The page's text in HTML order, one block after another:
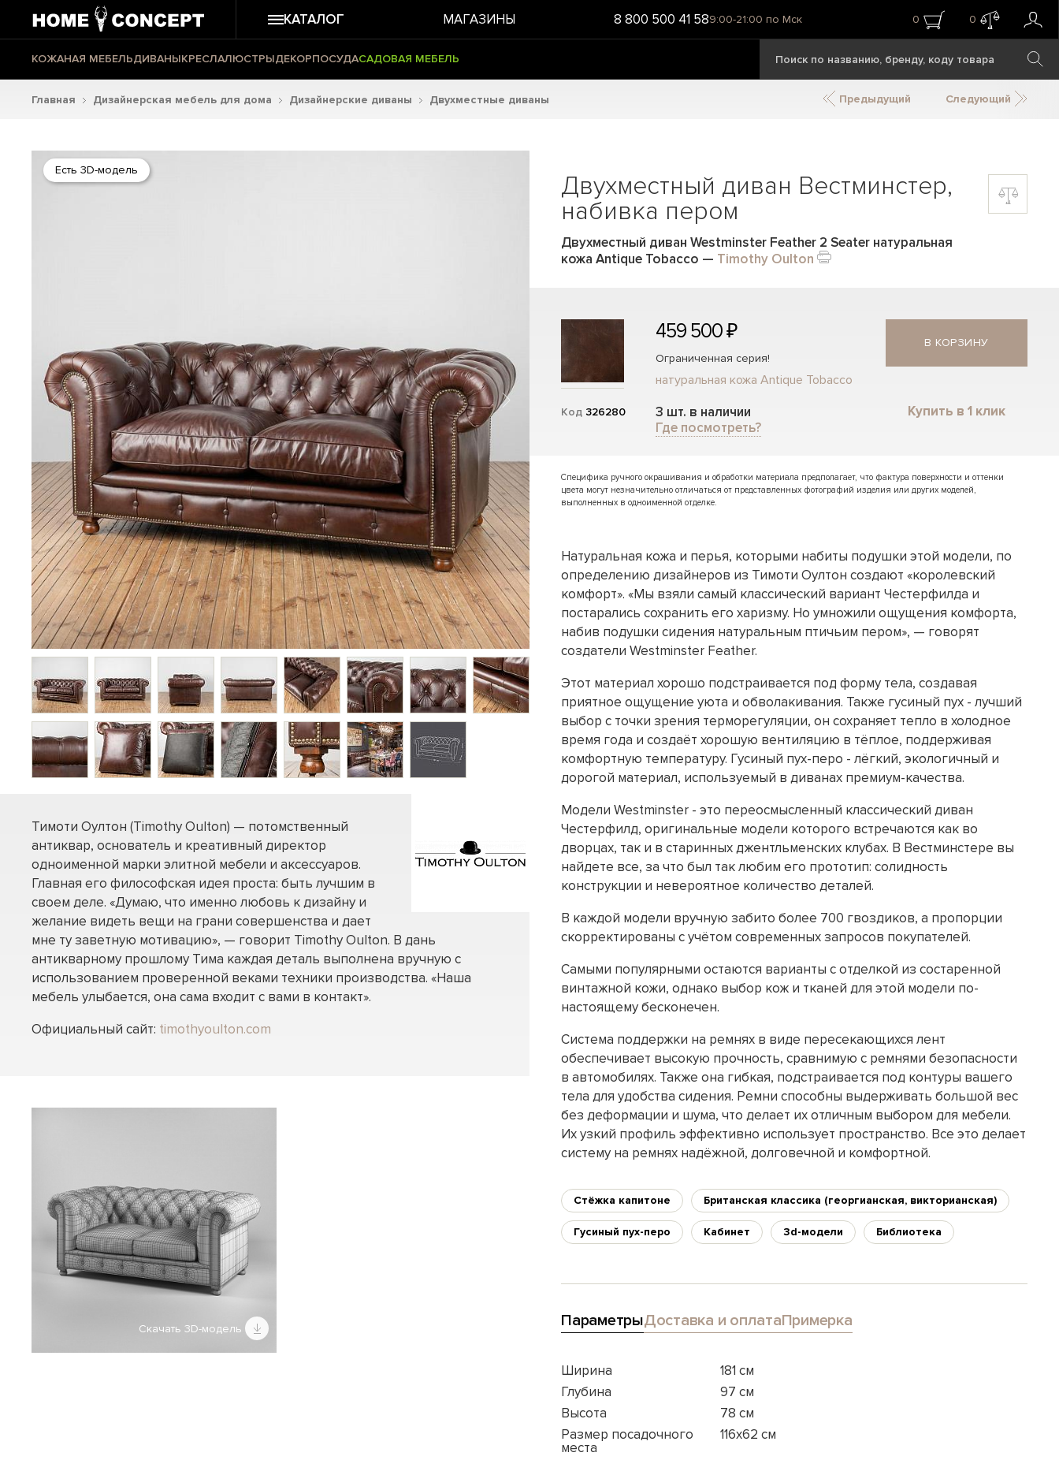
КАТАЛОГ МАГАЗИНЫ 8 800 500 41 589:00-21:00 по Мск 0 0
КОЖАНАЯ МЕБЕЛЬДИВАНЫКРЕСЛАЛЮСТРЫДЕКОРПОСУДАСАДОВАЯ МЕБЕЛЬ
Главная Дизайнерская мебель для дома Дизайнерские диваны Двухместные диваны Предыдущий Следующий
Есть 3D-модель
Тимоти Оултон (Timothy Oulton) — потомственный
антиквар, основатель и креативный директор
одноименной марки элитной мебели и аксессуаров.
Главная его философская идея проста: быть лучшим в
своем деле. «Думаю, что именно любовь к дизайну и
желание видеть вещи на грани совершенства и дает
мне ту заветную мотивацию», — говорит Timothy Oulton. В дань
антикварному прошлому Тима каждая деталь выполнена вручную с
использованием проверенной веками техники производства. «Наша
мебель улыбается, она сама входит с вами в контакт».
Официальный сайт: timothyoulton.com
Скачать 3D-модель
Двухместный диван Вестминстер,
набивка пером
Двухместный диван Westminster Feather 2 Seater натуральная
кожа Antique Tobacco — Timothy Oulton
Код 326280
459 500 ₽
Ограниченная серия!
натуральная кожа Antique Tobacco
3 шт. в наличии
Где посмотреть?
В КОРЗИНУ
Купить в 1 клик
Специфика ручного окрашивания и обработки материала предполагает, что фактура поверхности и оттенки
цвета могут незначительно отличаться от представленных фотографий изделия или других моделей,
выполненных в одноименной отделке.
Натуральная кожа и перья, которыми набиты подушки этой модели, по
определению дизайнеров из Тимоти Оултон создают «королевский
комфорт». «Мы взяли самый классический вариант Честерфилда и
постарались сохранить его харизму. Но умножили ощущения комфорта,
набив подушки сидения натуральным птичьим пером», — говорят
создатели Westminster Feather.
Этот материал хорошо подстраивается под форму тела, создавая
приятное ощущение уюта и обволакивания. Также гусиный пух - лучший
выбор с точки зрения терморегуляции, он сохраняет тепло в холодное
время года и создаёт хорошую вентиляцию в тёплое, поддерживая
комфортную температуру. Гусиный пух-перо - лёгкий, экологичный и
дорогой материал, используемый в диванах премиум-качества.
Модели Westminster - это переосмысленный классический диван
Честерфилд, оригинальные модели которого встречаются как во
дворцах, так и в старинных джентльменских клубах. В Вестминстере вы
найдете все, за что был так любим его прототип: солидность
конструкции и невероятное количество деталей.
В каждой модели вручную забито более 700 гвоздиков, а пропорции
скорректированы с учётом современных запросов покупателей.
Самыми популярными остаются варианты с отделкой из состаренной
винтажной кожи, однако выбор кож и тканей для этой модели по-
настоящему бесконечен.
Система поддержки на ремнях в виде пересекающихся лент
обеспечивает высокую прочность, сравнимую с ремнями безопасности
в автомобилях. Также она гибкая, подстраивается под контуры вашего
тела для удобства сидения. Ремни способны выдерживать большой вес
без деформации и шума, что делает их отличным выбором для мебели.
Их узкий профиль эффективно использует пространство. Все это делает
систему на ремнях надёжной, долговечной и комфортной.
Стёжка капитоне Британская классика (георгианская, викторианская)
Гусиный пух-перо Кабинет 3d-модели Библиотека
ПараметрыДоставка и оплатаПримерка
Ширина
181 см
Глубина
97 см
Высота
78 см
Размер посадочного
места
116x62 см